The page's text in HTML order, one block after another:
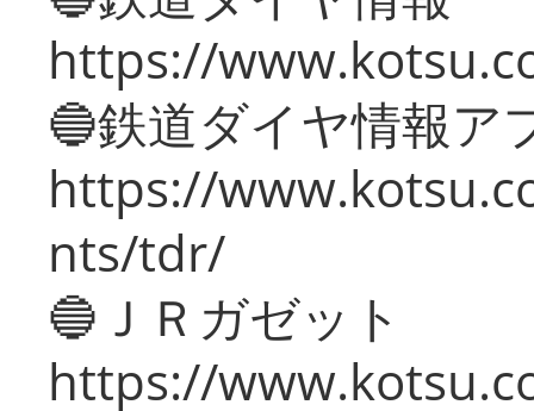
https://
🔵鉄道ダイヤ情報ア
https://
nts/tdr/
🔵ＪＲガゼット
https://